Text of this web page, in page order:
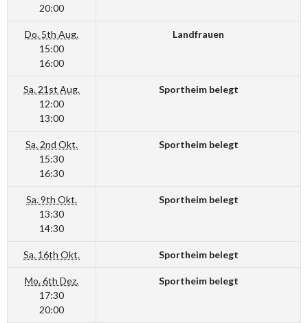
20:00
Do. 5th Aug.
15:00
16:00
Landfrauen
Sa. 21st Aug.
12:00
13:00
Sportheim belegt
Sa. 2nd Okt.
15:30
16:30
Sportheim belegt
Sa. 9th Okt.
13:30
14:30
Sportheim belegt
Sa. 16th Okt. Sportheim belegt
Mo. 6th Dez.
17:30
20:00
Sportheim belegt